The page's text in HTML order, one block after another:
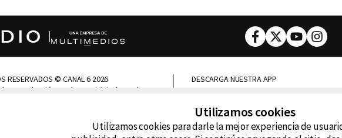
Facebook
TwitterYoutube
RESERVADOS © CANAL 6 2026
la reproducción total o parcial, incluyendo
DESCARGA NUESTRA APP
D99
Utilizamos cookies
Utilizamos cookies para darle la mejor experiencia de